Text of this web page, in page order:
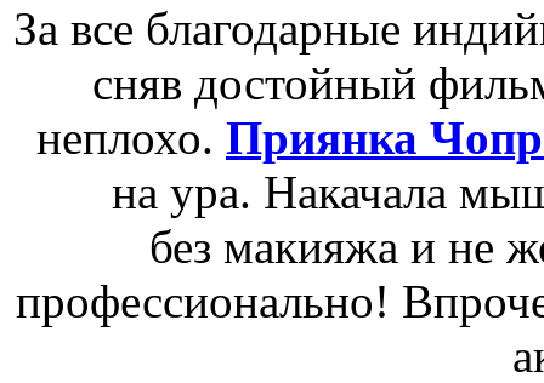
За все благодарные
сняв достойный
неплохо. Приянка
на ура. Накачала
без макияжа и не
профессионально!